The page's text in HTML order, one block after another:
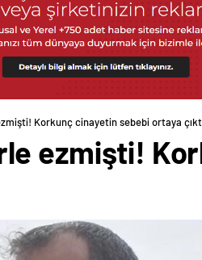
Korkunç cinayetin sebebi ortaya
ezmişti!